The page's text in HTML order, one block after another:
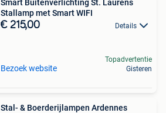
Smart Buitenverlichting St. Laurens
Stallamp met Smart WIFI
€ 215,00 Details
Bezoek website
Topadvertentie
Gisteren
Stal- & Boerderijlampen Ardennes